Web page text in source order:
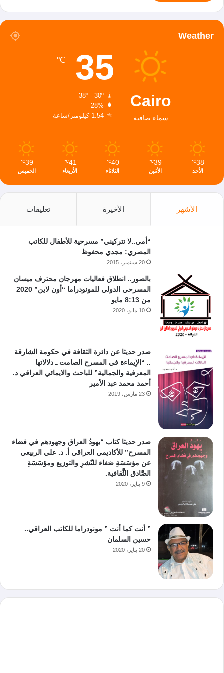
Weather
Cairo
سماء صافية
35
℃
38º - 30º
28%
1.54 كيلومتر/ساعة
38
℃
الأحد
39
℃
الأثنين
40
℃
الثلاثاء
41
℃
الأربعاء
39
℃
الخميس
الأشهر الأخيرة تعليقات
“أمي..لا تتركيني” مسرحية للأطفال للكاتب
المصري: مجدي محفوظ
20 سبتمبر، 2015
بالصور.. انطلاق فعاليات مهرجان محترف ميسان
المسرحي الدولي للمونودراما “أون لاين” 2020
من 8:13 مايو
10 مايو، 2020
صدر حديثا عن دائرة الثقافة في حكومة الشارقة
.. “الإيماءة في المسرح الصامت ـ دلالاتها
المعرفية والجمالية” للباحث والايمائي العراقي د.
أحمد محمد عبد الأمير
23 مارس، 2019
صدر حديثا كتاب “يهودُ العراق وجهودهم في فضاء
المسرح” للأكاديمي العراقي أ. د. علي الربيعي
عن مؤسَسَةِ صَفاء للنّشرِ والتوزيع ومؤسَسَةِ
الصَّادق الثَّقافية.
9 يناير، 2020
” أنت كما أنت ” مونودراما للكاتب العراقي..
حسين السلمان
20 يناير، 2020